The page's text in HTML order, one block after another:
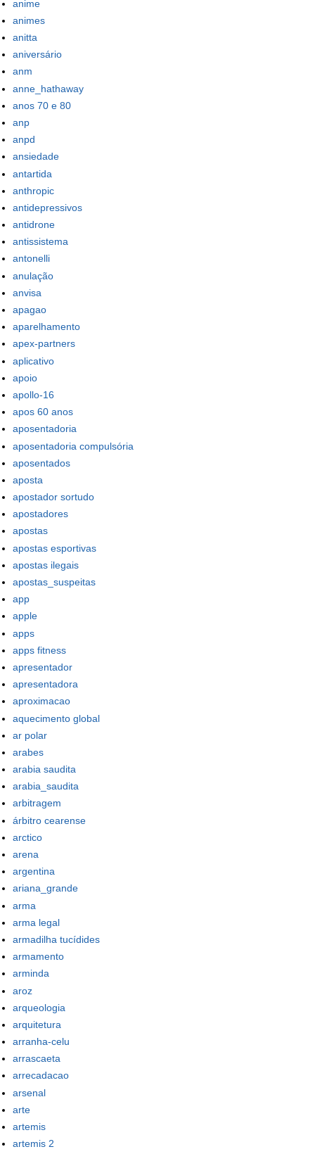
anime
animes
anitta
aniversário
anm
anne_hathaway
anos 70 e 80
anp
anpd
ansiedade
antartida
anthropic
antidepressivos
antidrone
antissistema
antonelli
anulação
anvisa
apagao
aparelhamento
apex-partners
aplicativo
apoio
apollo-16
apos 60 anos
aposentadoria
aposentadoria compulsória
aposentados
aposta
apostador sortudo
apostadores
apostas
apostas esportivas
apostas ilegais
apostas_suspeitas
app
apple
apps
apps fitness
apresentador
apresentadora
aproximacao
aquecimento global
ar polar
arabes
arabia saudita
arabia_saudita
arbitragem
árbitro cearense
arctico
arena
argentina
ariana_grande
arma
arma legal
armadilha tucídides
armamento
arminda
aroz
arqueologia
arquitetura
arranha-celu
arrascaeta
arrecadacao
arsenal
arte
artemis
artemis 2